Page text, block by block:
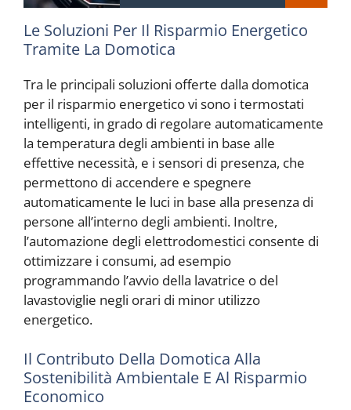
Le Soluzioni Per Il Risparmio Energetico
Tramite La Domotica
Tra le principali soluzioni offerte dalla domotica
per il risparmio energetico vi sono i termostati
intelligenti, in grado di regolare automaticamente
la temperatura degli ambienti in base alle
effettive necessità, e i sensori di presenza, che
permettono di accendere e spegnere
automaticamente le luci in base alla presenza di
persone all’interno degli ambienti. Inoltre,
l’automazione degli elettrodomestici consente di
ottimizzare i consumi, ad esempio
programmando l’avvio della lavatrice o del
lavastoviglie negli orari di minor utilizzo
energetico.
Il Contributo Della Domotica Alla
Sostenibilità Ambientale E Al Risparmio
Economico